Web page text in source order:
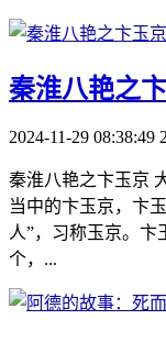
秦淮八艳之
2024-11-29 08:38:49
秦淮八艳之卞玉京
当中的卞玉京，卞
人”，习称玉京。
个，...